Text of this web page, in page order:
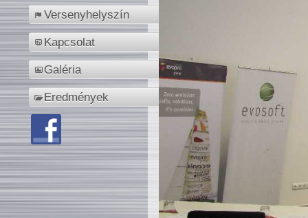
Versenyhelyszín
Kapcsolat
Galéria
Eredmények